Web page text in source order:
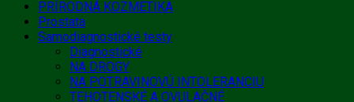
PRÍRODNÁ KOZMETIKA
Prostata
Samodiagnostické testy
Diagnostické
NA DROGY
NA POTRAVINOVÚ INTOLERANCIU
TEHOTENSKÉ A OVULAČNÉ